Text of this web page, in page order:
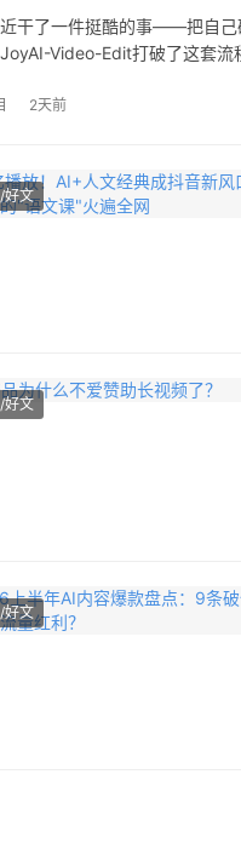
干了一件挺酷的事——把自己
Video-Edit打破了这套
2天前
好文
好文
好文